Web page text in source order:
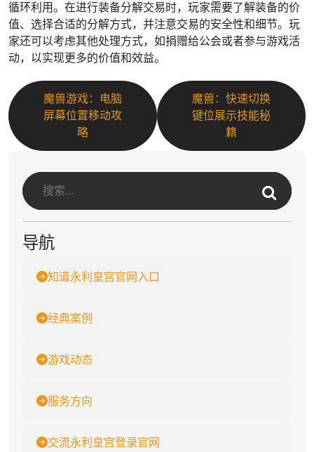
循环利用。在进行装备分解交易时，玩家需要了解装备的价
值、选择合适的分解方式，并注意交易的安全性和细节。玩
家还可以考虑其他处理方式，如捐赠给公会或者参与游戏活
动，以实现更多的价值和效益。
魔兽游戏：电脑
屏幕位置移动攻
略
魔兽：快速切换
键位展示技能秘
籍
导航
知道永利皇宫官网入口
经典案例
游戏动态
服务方向
交流永利皇宫登录官网